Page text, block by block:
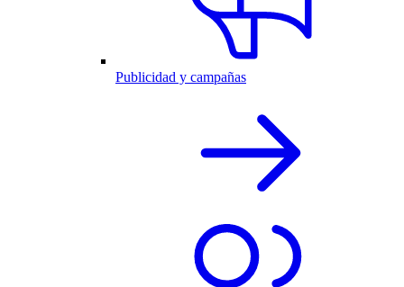
Publicidad y campañas